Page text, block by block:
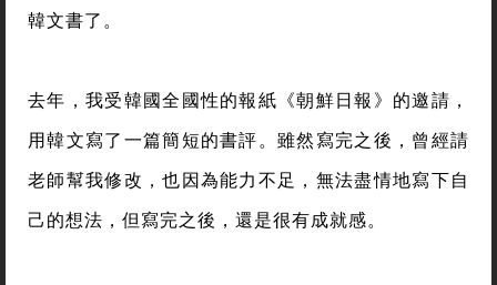
韓文書了。
去年，我受韓國全國性的報紙《朝鮮日報》的邀請，
用韓文寫了一篇簡短的書評。雖然寫完之後，曾經請
老師幫我修改，也因為能力不足，無法盡情地寫下自
己的想法，但寫完之後，還是很有成就感。